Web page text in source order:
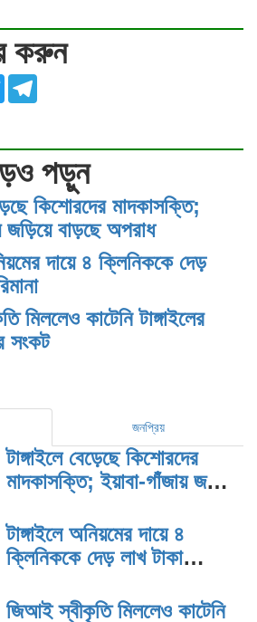
করুন
Twitter
পড়ুন
কিশোরদের মাদকাসক্তি;
জড়িয়ে বাড়ছে অপরাধ
দায়ে ৪ ক্লিনিককে দেড়
মিললেও কাটেনি টাঙ্গাইলের
সংকট
জনপ্রিয়
টাঙ্গাইলে বেড়েছে কিশোরদের
মাদকাসক্তি; ইয়াবা-গাঁজায় জড়িয়ে
টাঙ্গাইলে অনিয়মের দায়ে ৪
ক্লিনিককে দেড় লাখ টাকা
জিআই স্বীকৃতি মিললেও কাটেনি